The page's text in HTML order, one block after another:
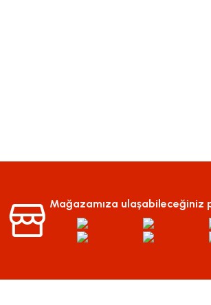
Mağazamıza ulaşabileceğiniz